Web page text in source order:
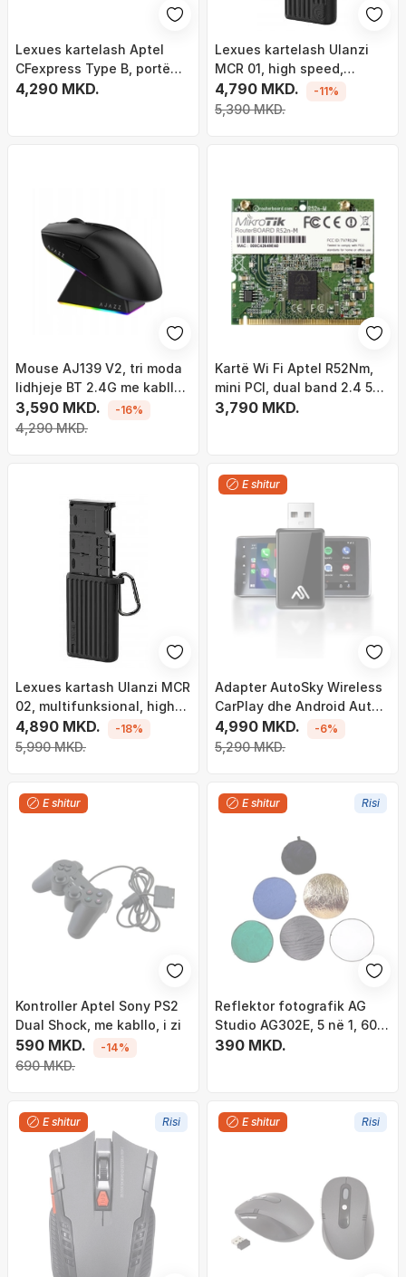
Lexues kartelash Aptel
CFexpress Type B, portë
CFexpress Type B, lidhje
4,290 MKD.
Lexues kartelash Ulanzi
MCR 01, high speed,
multifunksional, i zi
4,790 MKD.
5,390 MKD.
-11%
Mouse AJ139 V2, tri moda
lidhjeje BT 2.4G me kabllo,
dok magnetik karikimi, i zi
3,590 MKD.
4,290 MKD.
-16%
Kartë Wi Fi Aptel R52Nm,
mini PCI, dual band 2.4 5
GHz
3,790 MKD.
Lexues kartash Ulanzi MCR
02, multifunksional, high
speed, me kuti mbrojtëse, i
zi
4,890 MKD.
5,990 MKD.
-18%
E shitur
Adapter AutoSky Wireless
CarPlay dhe Android Auto,
konvertues nga kabllo në
pa tela, plug and play, i zi
4,990 MKD.
5,290 MKD.
-6%
E shitur
Kontroller Aptel Sony PS2
Dual Shock, me kabllo, i zi
590 MKD.
690 MKD.
-14%
E shitur Risi
Reflektor fotografik AG
Studio AG302E, 5 në 1, 60
cm, rrethor
390 MKD.
E shitur Risi E shitur Risi